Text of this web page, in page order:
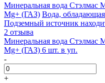
Минеральная вода
Mg+ (ГАЗ) Вода,
Подземный источник
2 отзыва
Минеральная вода Стэлмас
Mg+ (ГАЗ) 6 шт. в уп.
-
+